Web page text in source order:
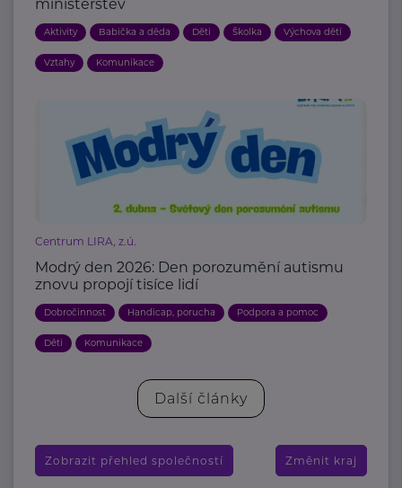
ministerstev
Aktivity Babička a děda Děti Školka Výchova dětí
Vztahy Komunikace
Centrum LIRA, z.ú.
Modrý den 2026: Den porozumění autismu
znovu propojí tisíce lidí
Dobročinnost Handicap, porucha Podpora a pomoc
Děti Komunikace
Další články
Zobrazit přehled společností Změnit kraj